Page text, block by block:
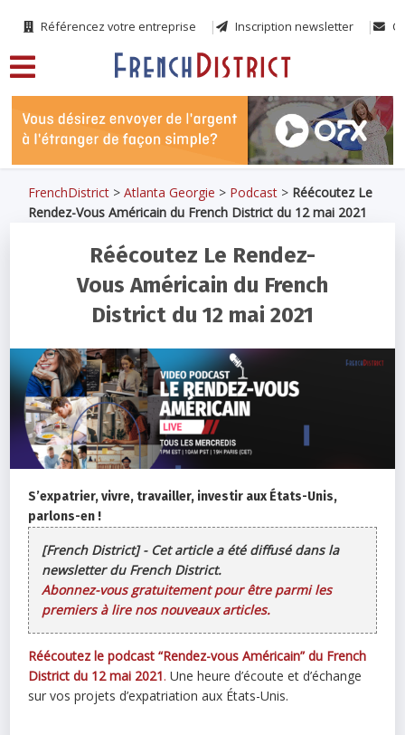
Référencez votre entreprise Inscription newsletter
FrenchDistrict >Atlanta Georgie > Podcast > Réécoutez Le
Rendez-Vous Américain du French District du 12 mai 2021
Réécoutez Le Rendez-
Vous Américain du French
District du 12 mai 2021
S’expatrier, vivre, travailler, investir aux États-Unis,
parlons-en !
[French District] - Cet article a été diffusé dans la
newsletter du French District.
Abonnez-vous gratuitement pour être parmi les
premiers à lire nos nouveaux articles.
Réécoutez le podcast “Rendez-vous Américain” du French
District du 12 mai 2021. Une heure d’écoute et d’échange
sur vos projets d’expatriation aux États-Unis.